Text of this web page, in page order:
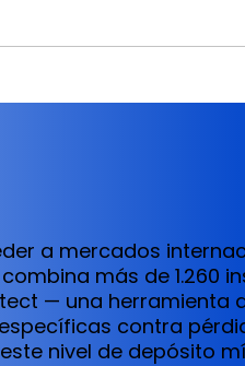
a mercados
más de 1.260
— una herramienta
contra
nivel de depósito